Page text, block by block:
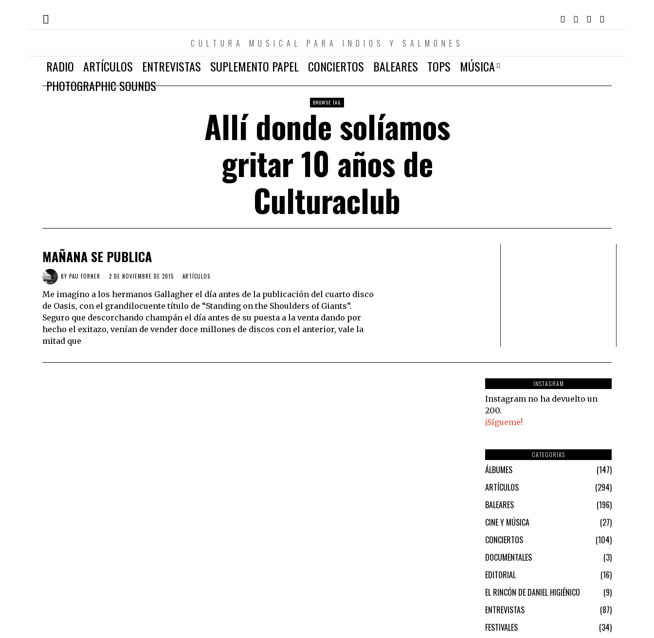
CULTURA MUSICAL PARA INDIOS Y SALMONES
RADIO ARTÍCULOS ENTREVISTAS SUPLEMENTO PAPEL CONCIERTOS BALEARES TOPS
MÚSICA
PHOTOGRAPHIC SOUNDS
BROWSE TAG
Allí donde solíamos
gritar 10 años de
Culturaclub
MAÑANA SE PUBLICA
BY PAU FORNER 2 DE NOVIEMBRE DE 2015 ARTÍCULOS
Me imagino a los hermanos Gallagher el día antes de la publicación del cuarto disco
de Oasis, con el grandilocuente título de “Standing on the Shoulders of Giants”.
Seguro que descorchando champán el día antes de su puesta a la venta dando por
hecho el exitazo, venían de vender doce millones de discos con el anterior, vale la
mitad que
INSTAGRAM
Instagram no ha devuelto un
200.
¡Sígueme!
CATEGORIAS
ÁLBUMES
147
ARTÍCULOS
294
BALEARES
196
CINE Y MÚSICA
27
CONCIERTOS
104
DOCUMENTALES
3
EDITORIAL
16
EL RINCÓN DE DANIEL HIGIÉNICO
9
ENTREVISTAS
87
FESTIVALES
34